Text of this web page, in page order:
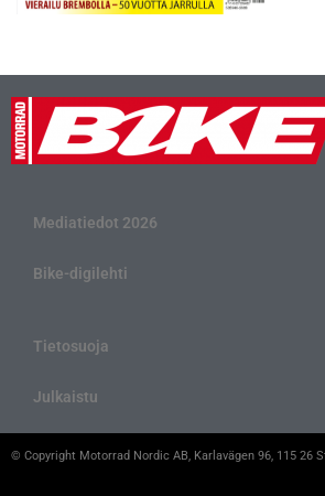
Mediatiedot 2026
Bike-digilehti
Tietosuoja
Julkaistu
© Copyright Motorrad Nordic AB, Karlavägen 96, 115 26